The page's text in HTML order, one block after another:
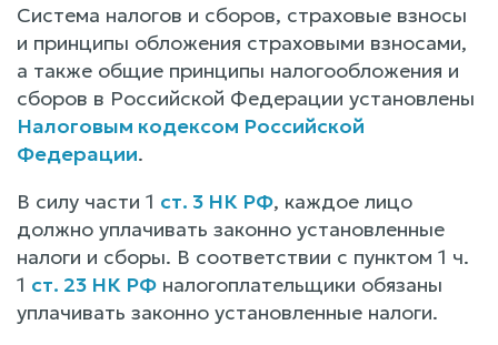
Система налогов и сборов, страховые взносы
и принципы обложения страховыми взносами,
а также общие принципы налогообложения и
сборов в Российской Федерации установлены
Налоговым кодексом Российской
Федерации.
В силу части 1 ст. 3 НК РФ, каждое лицо
должно уплачивать законно установленные
налоги и сборы. В соответствии с пунктом 1 ч.
1 ст. 23 НК РФ налогоплательщики обязаны
уплачивать законно установленные налоги.